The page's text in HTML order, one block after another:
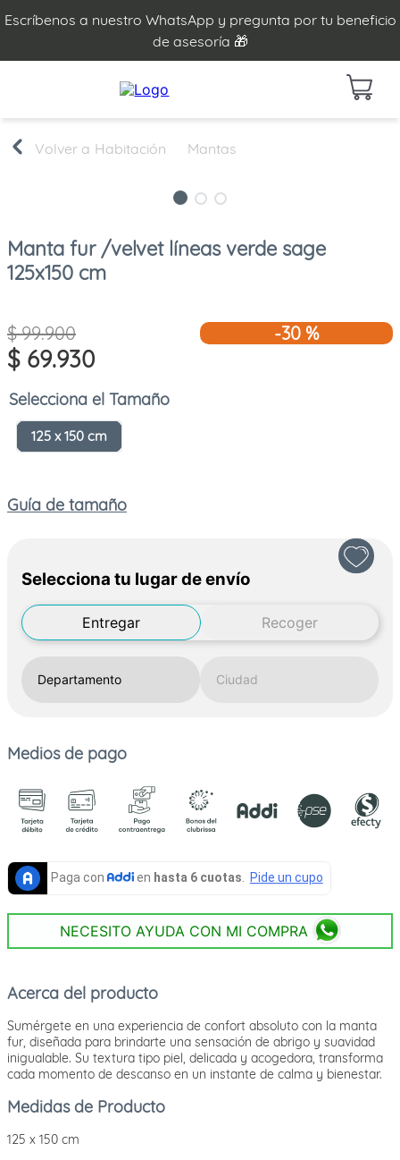
Escríbenos a nuestro WhatsApp y pregunta por tu beneficio
de asesoría 🎁
Habitación Mantas
Manta fur /velvet líneas verde sage
125x150 cm
$ 99.900
$ 69.930
-30 %
Tamaño
125 x 150 cm
Guía de tamaño
Selecciona tu lugar de envío
Entregar Recoger
Medios de pago
NECESITO AYUDA CON MI COMPRA
Acerca del producto
Sumérgete en una experiencia de confort absoluto con la manta
fur, diseñada para brindarte una sensación de abrigo y suavidad
inigualable. Su textura tipo piel, delicada y acogedora, transforma
cada momento de descanso en un instante de calma y bienestar.
Medidas de Producto
125 x 150 cm